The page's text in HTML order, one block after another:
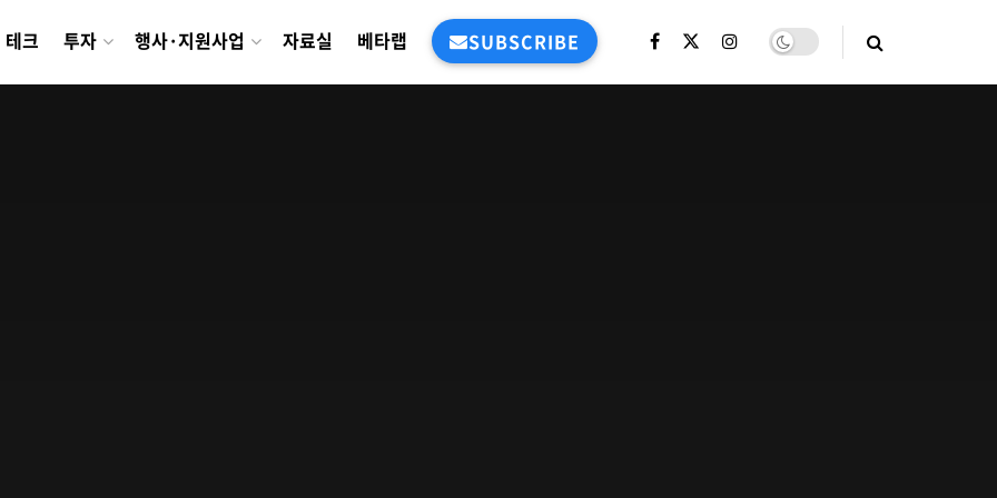
테크 투자 행사·지원사업 자료실 베타랩 SUBSCRIBE